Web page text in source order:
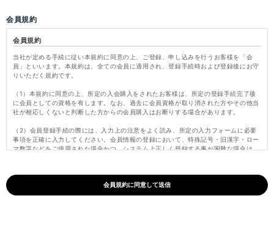
会員規約
会員規約
当社が定める手続に従い本規約に同意の上、ご登録、申し込みを行うお客様を「会
員」といいます。本規約は、全ての会員に適用され、登録手続時および登録後にお守
りいただく規約です。
（1）本規約に同意の上、所定の入会購入をされたお客様は、所定の登録手続完了後
に会員としての資格を有します。なお、過去に会員資格が取り消された方やその他当
社が相応しくないと判断した方からの会員購入はお断りする場合があります。
（2）会員登録手続の際には、入力上の注意をよく読み、所定の入力フォームに必要
事項を正確に入力してください。会員情報の登録において、特殊記号・旧漢字・ロー
マ数字などをご使用された場合かつ、システム上正しく登録する事が困難な場合は、
（3）パスワードは会員本人のみが利用できるものとし、第三者に譲渡・貸与できな
いものとします。また、他人に知られることがないよう定期的に変更する等、会員本
人が責任をもって管理してください。パスワードを用いて当社に対して行われた意思